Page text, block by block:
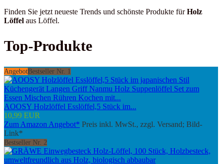
Finden Sie jetzt neueste Trends und schönste Produkte fürHolz
Löffel aus Löffel.
Top-Produkte
Angebot Bestseller Nr. 1
AOOSY Holzlöffel Esslöffel,5 Stück im...
10,99 EUR
Zum Amazon Angebot* Preis inkl. MwSt., zzgl. Versand; Bild-
Link*
Bestseller Nr. 2